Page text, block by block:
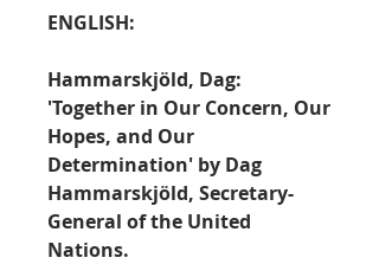
ENGLISH:
Hammarskjöld, Dag:
'Together in Our Concern, Our
Hopes, and Our
Determination' by Dag
Hammarskjöld, Secretary-
General of the United
Nations.